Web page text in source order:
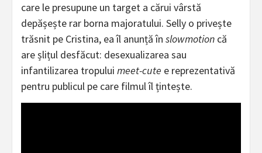
care le presupune un target a cărui vârstă
depășește rar borna majoratului. Selly o privește
trăsnit pe Cristina, ea îl anunță în slowmotion că
are șlițul desfăcut: desexualizarea sau
infantilizarea tropului meet-cute e reprezentativă
pentru publicul pe care filmul îl țintește.